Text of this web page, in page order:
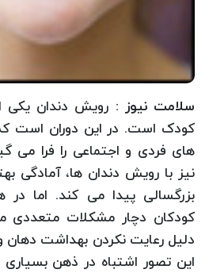
سلامت نیوز : رویش دندان یکی
کودک است. در این دوران است
های فردی و اجتماعی را فرا می
نیز با رویش دندان ها، آمادگی
بزرگسالی پیدا می کند. اما در
کودکان دچار مشکلات متعددی
دلیل رعایت نکردن بهداشت دهان
این تصور اشتباه در ذهن بسیاری